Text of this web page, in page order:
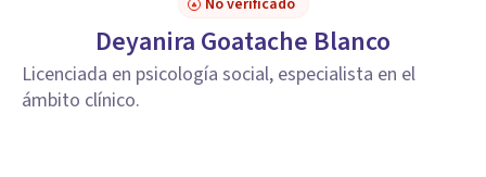
No verificado
Deyanira Goatache Blanco
Licenciada en psicología social, especialista en el
ámbito clínico.